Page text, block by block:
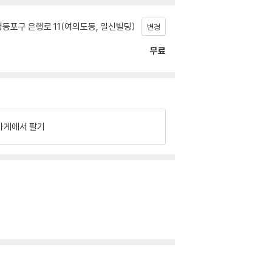
포구 은행로 11(여의도동, 일신빌딩) 변경
무료
게에서 팔기